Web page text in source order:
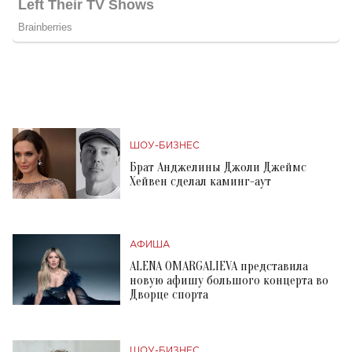
ШОУ-БИЗНЕС
Брат Анджелины Джоли Джеймс
Хейвен сделал каминг-аут
АФИША
ALENA OMARGALIEVA представила
новую афишу большого концерта во
Дворце спорта